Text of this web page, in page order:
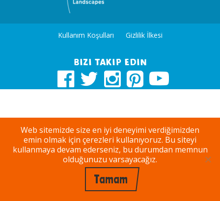
Kullanım Koşulları Gizlilik İlkesi
Bizi takip edin
Web sitemizde size en iyi deneyimi verdiğimizden
emin olmak için çerezleri kullanıyoruz. Bu siteyi
kullanmaya devam ederseniz, bu durumdan memnun
olduğunuzu varsayacağız.
Tamam